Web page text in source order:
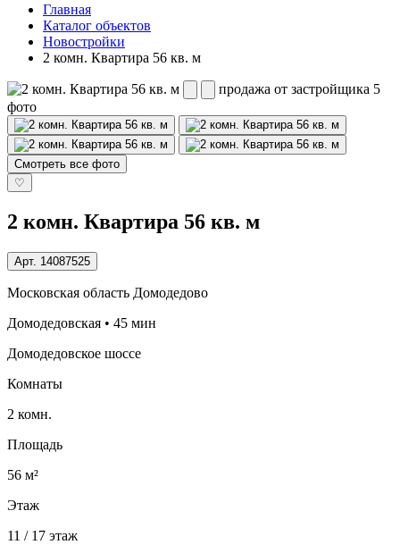
Главная
Каталог объектов
Новостройки
2 комн. Квартира 56 кв. м
продажа от застройщика 5
фото
Смотреть все фото
♡
2 комн. Квартира 56 кв. м
Арт. 14087525
Московская область Домодедово
Домодедовская • 45 мин
Домодедовское шоссе
Комнаты
2 комн.
Площадь
56 м²
Этаж
11 / 17 этаж